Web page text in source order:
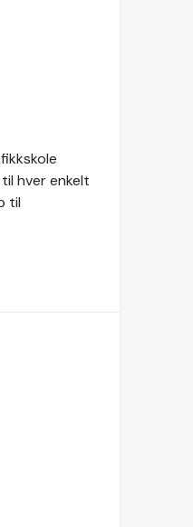
hver enkelt
til